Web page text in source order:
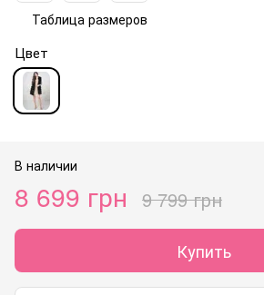
Таблица размеров
Цвет
В наличии
8 699 грн 9 799 грн
Купить